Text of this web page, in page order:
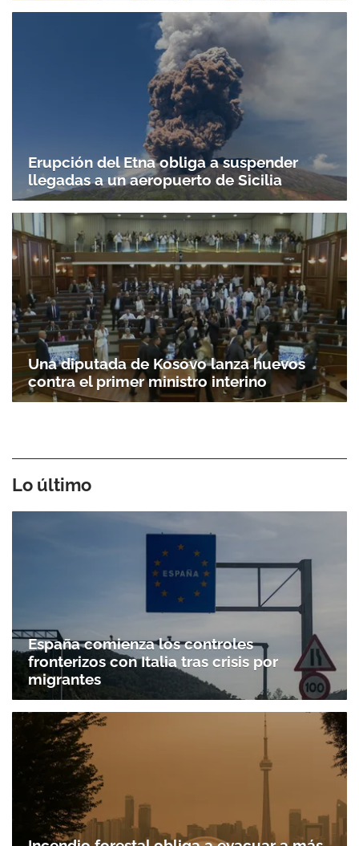
Erupción del Etna obliga a suspender
llegadas a un aeropuerto de Sicilia
Una diputada de Kosovo lanza huevos
contra el primer ministro interino
Lo último
España comienza los controles
fronterizos con Italia tras crisis por
migrantes